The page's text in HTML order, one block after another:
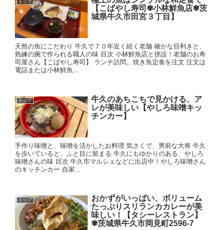
トップ
【こばやし寿司✾小林鮮魚店✾茨
城県牛久市田宮３丁目】
天然の魚にこだわり 牛久で７０年近く続く老舗 確かな目利きと、
熟練の腕で作られる職人の味 目次 小林鮮魚店と併設！老舗のお寿
司屋さん【こばやし寿司】 ランチ訪問。焼き魚定食を注文 注文は
電話または小林鮮魚...
トップ
牛久のあちこちで見かける、ア
レが美味しい【やしろ味噌キッ
チンカー】
手作り味噌と、味噌を活かしたお料理 気さくで、男前な大将 牛久
を歩いていると、ふと目に留まる 牛久にもゆかりのある、やしろ
味噌さんの味 目次 牛久市マルシェなどに出店中！やしろ味噌さん
のキッチンカー 自家...
トップ
おかずがいっぱい、ボリューム
たっぷりスリランカカレーが美
味しい！【タシーレストラン】
✾茨城県牛久市岡見町2596-7